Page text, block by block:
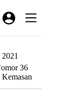
36